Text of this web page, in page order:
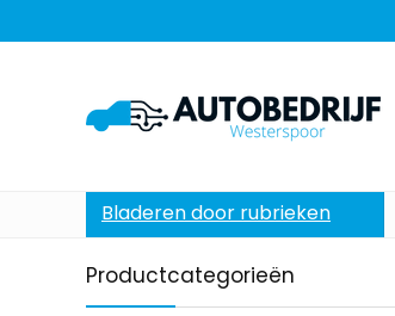
Bladeren door rubrieken
Productcategorieën